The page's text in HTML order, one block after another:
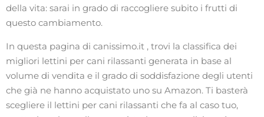
della vita: sarai in grado di raccogliere subito i frutti di
questo cambiamento.
In questa pagina di canissimo.it , trovi la classifica dei
migliori lettini per cani rilassanti generata in base al
volume di vendita e il grado di soddisfazione degli utenti
che già ne hanno acquistato uno su Amazon. Ti basterà
scegliere il lettini per cani rilassanti che fa al caso tuo,